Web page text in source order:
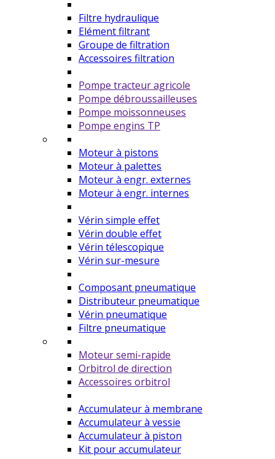
Filtre hydraulique
Elément filtrant
Groupe de filtration
Accessoires filtration
Pompe tracteur agricole
Pompe débroussailleuses
Pompe moissonneuses
Pompe engins TP
Moteur à pistons
Moteur à palettes
Moteur à engr. externes
Moteur à engr. internes
Vérin simple effet
Vérin double effet
Vérin télescopique
Vérin sur-mesure
Composant pneumatique
Distributeur pneumatique
Vérin pneumatique
Filtre pneumatique
Moteur semi-rapide
Orbitrol de direction
Accessoires orbitrol
Accumulateur à membrane
Accumulateur à vessie
Accumulateur à piston
Kit pour accumulateur